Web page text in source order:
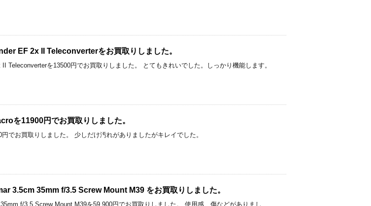
EF 2x II Teleconverterをお買取りしました。
Teleconverterを13500円でお買取りしました。 とてもきれいでした。しっかり機能します。
を11900円でお買取りしました。
でお買取りしました。 少しだけ汚れがありましたがキレイでした。
3.5cm 35mm f/3.5 Screw Mount M39 をお買取りしました。
f/3.5 Screw Mount M39を59,900円でお買取りしました。 使用感、傷などがありまし